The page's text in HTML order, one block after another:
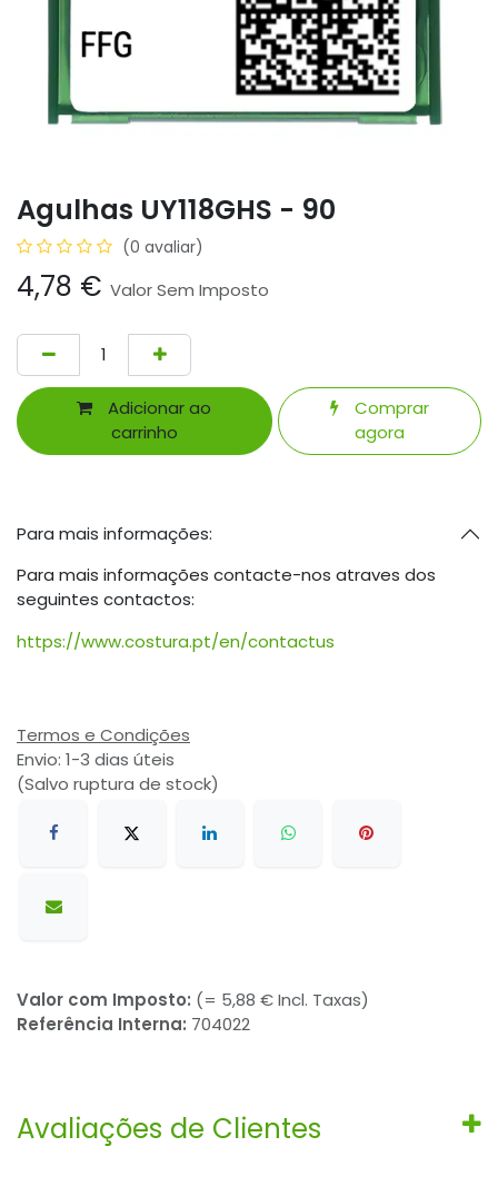
Agulhas UY118GHS - 90
(0 avaliar)
4,78 € Valor Sem Imposto
Adicionar ao
carrinho
Comprar
agora
Para mais informações:
Para mais informações contacte-nos atraves dos
seguintes contactos:
https://www.costura.pt/en/contactus
Termos e Condições
Envio: 1-3 dias úteis
(Salvo ruptura de stock)
Valor com Imposto: (= 5,88 € Incl. Taxas)
Referência Interna: 704022
Avaliações de Clientes